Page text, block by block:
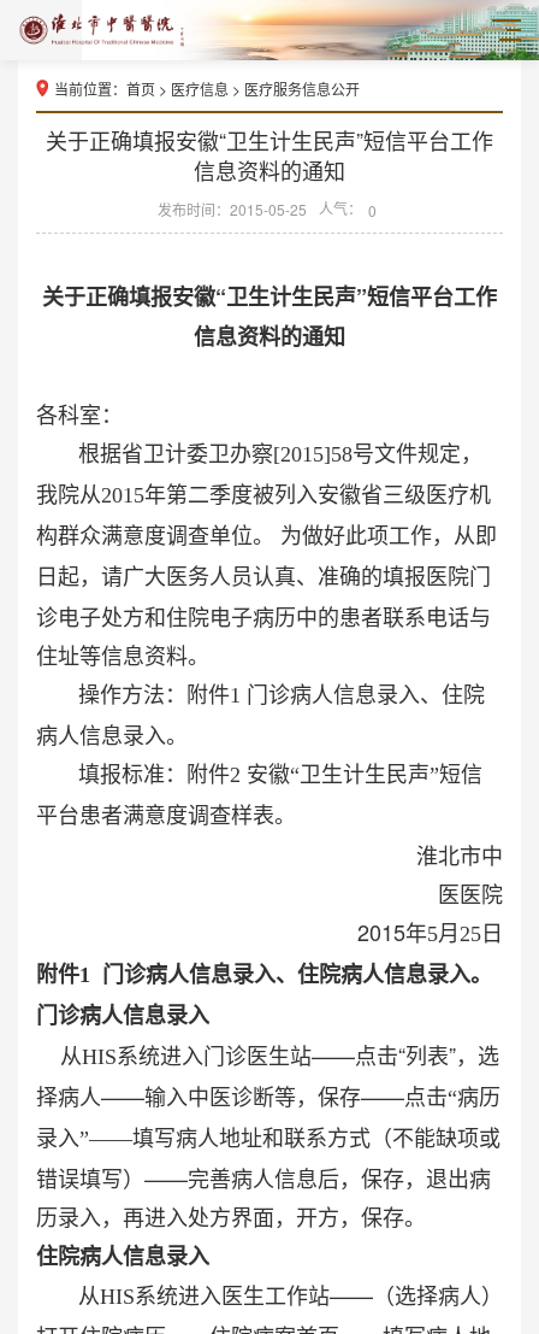
当前位置： 首页 > 医疗信息 > 医疗服务信息公开
关于正确填报安徽“卫生计生民声”短信平台工作
信息资料的通知
发布时间：2015-05-25 人气： 0
关于正确填报安徽“卫生计生民声”短信平台工作
信息资料的通知
各科室：
根据省卫计委卫办察[2015]58号文件规定，
我院从2015年第二季度被列入安徽省三级医疗机
构群众满意度调查单位。
为做好此项工作，从即
日起，请广大医务人员认真、准确的填报医院门
诊电子处方和住院电子病历中的患者联系电话与
住址等信息资料。
操作方法：附件1 门诊病人信息录入、住院
病人信息录入。
填报标准：附件2 安徽“卫生计生民声”短信
平台患者满意度调查样表。
淮北市中
医医院
2015年5月 25 日
附件1 门诊病人信息录入、住院病人信息录入。
门诊病人信息录入
从HIS系统进入门诊医生站——点击“列表”，选
择病人——输入中医诊断等，保存——点击“病历
录入”——填写病人地址和联系方式（不能缺项或
错误填写）——完善病人信息后，保存，退出病
历录入，再进入处方界面，开方，保存。
住院病人信息录入
从HIS系统进入医生工作站——（选择病人）